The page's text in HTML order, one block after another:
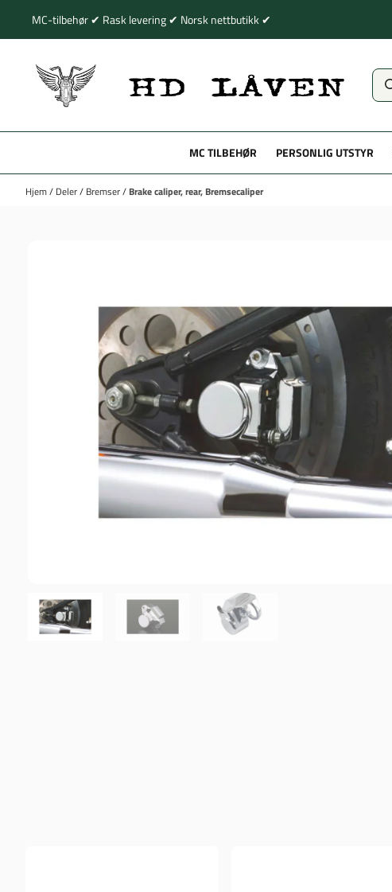
Hopp til innhold
MC-tilbehør ✔ Rask levering ✔ Norsk nettbutikk ✔
MC TILBEHØR PERSONLIG UTSTYR
Hjem/ Deler/ Bremser/ Brake caliper, rear, Bremsecaliper